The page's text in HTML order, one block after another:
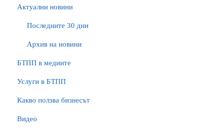
Актуални новини
Последните 30 дни
Архив на новини
БTПП в медиите
Услуги в БТПП
Какво ползва бизнесът
Видео